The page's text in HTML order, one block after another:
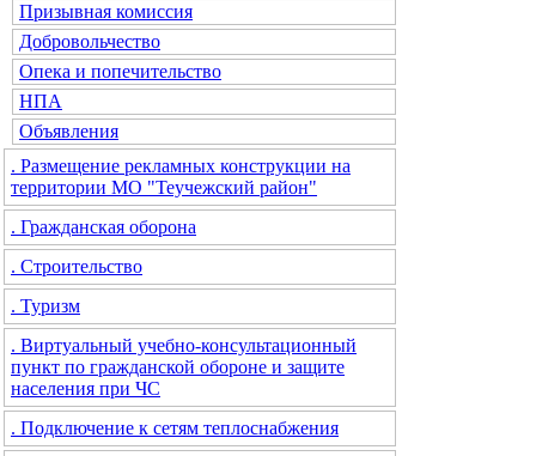
Призывная комиссия
Добровольчество
Опека и попечительство
НПА
Объявления
. Размещение рекламных конструкции на
территории МО "Теучежский район"
. Гражданская оборона
. Строительство
. Туризм
. Виртуальный учебно-консультационный
пункт по гражданской обороне и защите
населения при ЧС
. Подключение к сетям теплоснабжения